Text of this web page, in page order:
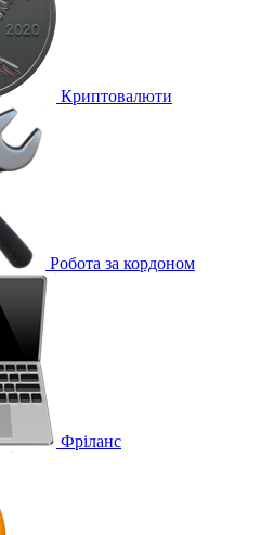
Криптовалюти
Робота за кордоном
Фріланс